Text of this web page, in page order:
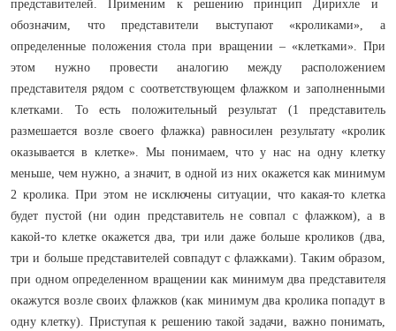
представителей. Применим к решению принцип Дирихле и
обозначим, что представители выступают «кроликами», а
определенные положения стола при вращении – «клетками». При
этом нужно провести аналогию между расположением
представителя рядом с соответствующем флажком и заполненными
клетками. То есть положительный результат (1 представитель
размешается возле своего флажка) равносилен результату «кролик
оказывается в клетке». Мы понимаем, что у нас на одну клетку
меньше, чем нужно, а значит, в одной из них окажется как минимум
2 кролика. При этом не исключены ситуации, что какая-то клетка
будет пустой (ни один представитель не совпал с флажком), а в
какой-то клетке окажется два, три или даже больше кроликов (два,
три и больше представителей совпадут с флажками). Таким образом,
при одном определенном вращении как минимум два представителя
окажутся возле своих флажков (как минимум два кролика попадут в
одну клетку). Приступая к решению такой задачи, важно понимать,